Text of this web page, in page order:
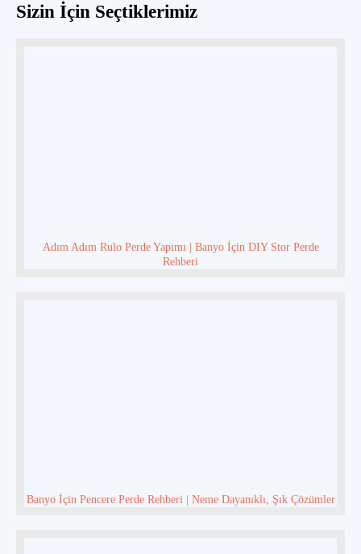
Sizin İçin Seçtiklerimiz
Adım Adım Rulo Perde Yapımı | Banyo İçin DIY Stor Perde
Rehberi
Banyo İçin Pencere Perde Rehberi | Neme Dayanıklı, Şık Çözümler